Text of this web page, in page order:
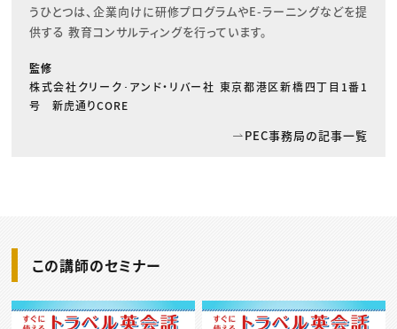
うひとつは、企業向けに研修プログラムやE-ラーニングなどを提
供する 教育コンサルティングを行っています。
監修
株式会社クリーク･アンド・リバー社 東京都港区新橋四丁目1番1
号 新虎通りCORE
PEC事務局の記事一覧
この講師のセミナー